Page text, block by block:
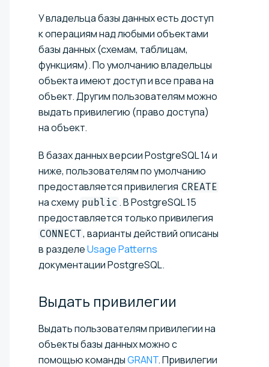
У владельца базы данных есть доступ
к операциям над любыми объектами
базы данных (схемам, таблицам,
функциям). По умолчанию владельцы
объекта имеют доступ и все права на
объект. Другим пользователям можно
выдать привилегию (право доступа)
на объект.
В базах данных версии PostgreSQL 14 и
ниже, пользователям по умолчанию
предоставляется привилегия CREATE
на схему public . В PostgreSQL 15
предоставляется только привилегия
CONNECT, варианты действий описаны
в разделеUsage Patterns
документации PostgreSQL.
Выдать привилегии
Выдать пользователям привилегии на
объекты базы данных можно с
помощью командыGRANT. Привилегии